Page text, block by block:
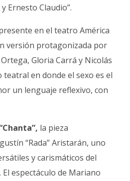
Ernesto Claudio”.
en el teatro América
versión protagonizada por
Gloria Carrá y Nicolás
teatral en donde el sexo es el
un lenguaje reflexivo, con
la pieza
“Rada” Aristarán, uno
y carismáticos del
espectáculo de Mariano